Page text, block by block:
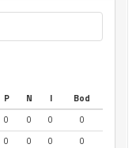
P N I
Bod
0 0 0
0
0 0 0
0